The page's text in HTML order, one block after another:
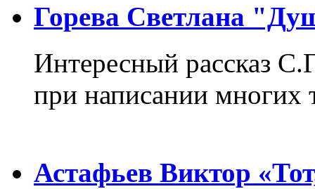
Горева Светлана
Интересный рассказ
при написании многих
Астафьев Виктор